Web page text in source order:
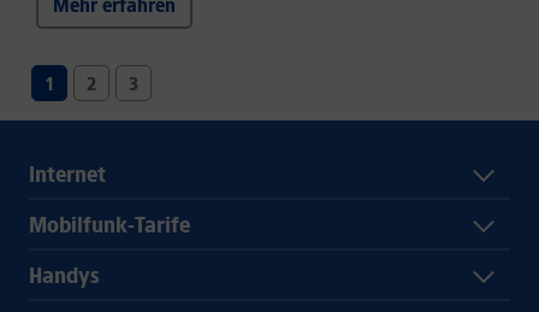
Mehr erfahren
1 2 3
Internet
Mobilfunk-Tarife
Handys